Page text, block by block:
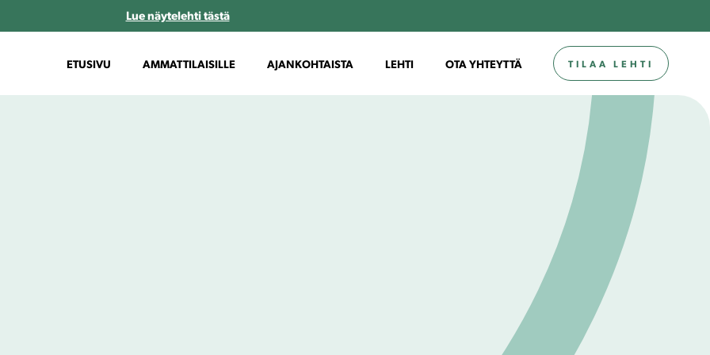
Lue näytelehti tästä
ETUSIVU AMMATTILAISILLE AJANKOHTAISTA LEHTI OTA YHTEYTTÄ TILAA LEHTI